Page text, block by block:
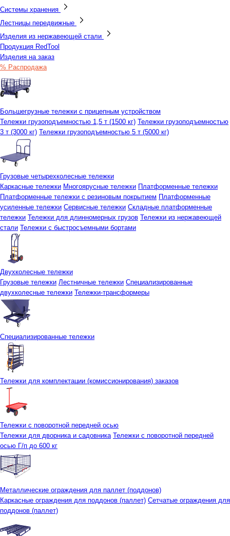
Системы хранения
Лестницы передвижные
Изделия из нержавеющей стали
Продукция RedTool
Изделия на заказ
% Распродажа
Большегрузные тележки с прицепным устройством
Тележки грузоподъемностью 1,5 т (1500 кг) Тележки грузоподъемностью
3 т (3000 кг) Тележки грузоподъемностью 5 т (5000 кг)
Грузовые четырехколесные тележки
Каркасные тележки Многоярусные тележки Платформенные тележки
Платформенные тележки с резиновым покрытием Платформенные
усиленные тележки Сервисные тележки Складные платформенные
тележки Тележки для длинномерных грузов Тележки из нержавеющей
стали Тележки с быстросъемными бортами
Двухколесные тележки
Грузовые тележки Лестничные тележки Специализированные
двухколесные тележки Тележки-трансформеры
Специализированные тележки
Тележки для комплектации (комиссионирования) заказов
Тележки с поворотной передней осью
Тележки для дворника и садовника Тележки с поворотной передней
осью Г/п до 600 кг
Металлические ограждения для паллет (поддонов)
Каркасные ограждения для поддонов (паллет) Сетчатые ограждения для
поддонов (паллет)